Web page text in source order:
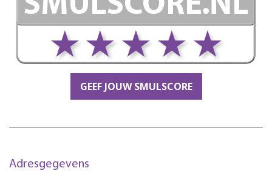
GEEF JOUW SMULSCORE
Adresgegevens